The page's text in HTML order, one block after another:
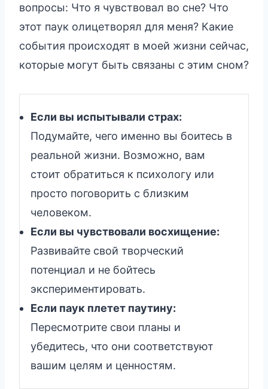
вопросы: Что я чувствовал во сне? Что
этот паук олицетворял для меня? Какие
события происходят в моей жизни сейчас,
которые могут быть связаны с этим сном?
Если вы испытывали страх:
Подумайте, чего именно вы боитесь в
реальной жизни. Возможно, вам
стоит обратиться к психологу или
просто поговорить с близким
человеком.
Если вы чувствовали восхищение:
Развивайте свой творческий
потенциал и не бойтесь
экспериментировать.
Если паук плетет паутину:
Пересмотрите свои планы и
убедитесь, что они соответствуют
вашим целям и ценностям.